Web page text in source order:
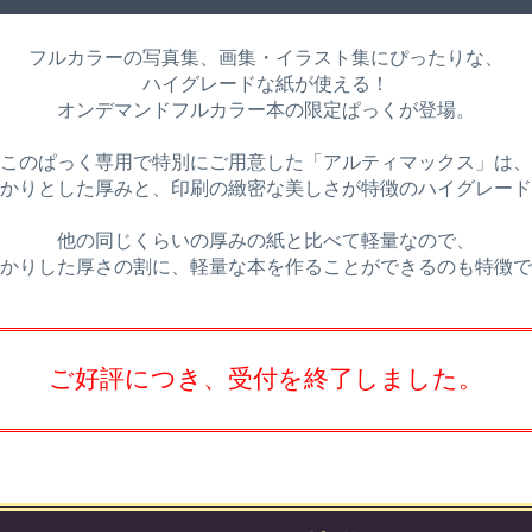
フルカラーの写真集、画集・イラスト集にぴったりな、
ハイグレードな紙が使える！
オンデマンドフルカラー本の限定ぱっくが登場。
このぱっく専用で特別にご用意した「アルティマックス」は、
りとした厚みと、印刷の緻密な美しさが特徴のハイグレー
他の同じくらいの厚みの紙と比べて軽量なので、
りした厚さの割に、軽量な本を作ることができるのも特徴
ご好評につき、受付を終了しました。